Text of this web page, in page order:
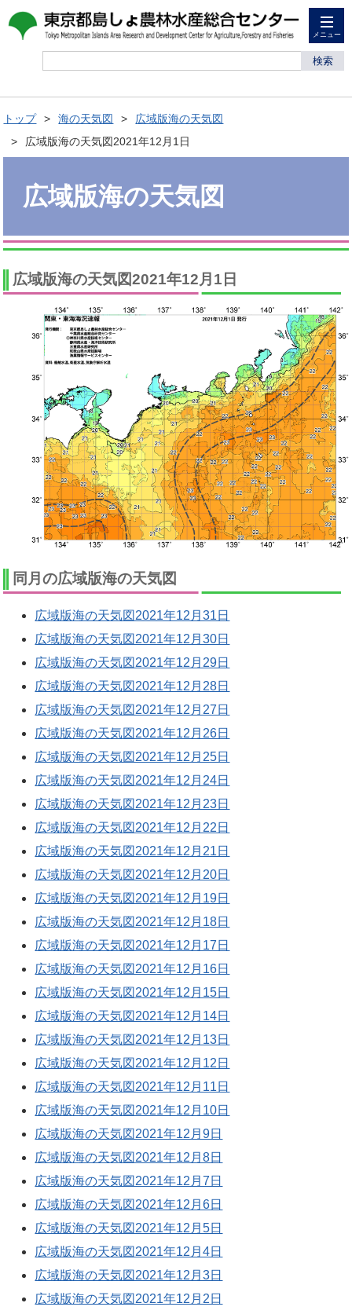
メニュー
検索
トップ 海の天気図
広域版海の天気図
広域版海の天気図2021年12月1日
広域版海の天気図
広域版海の天気図2021年12月1日
同月の広域版海の天気図
広域版海の天気図2021年12月31日
広域版海の天気図2021年12月30日
広域版海の天気図2021年12月29日
広域版海の天気図2021年12月28日
広域版海の天気図2021年12月27日
広域版海の天気図2021年12月26日
広域版海の天気図2021年12月25日
広域版海の天気図2021年12月24日
広域版海の天気図2021年12月23日
広域版海の天気図2021年12月22日
広域版海の天気図2021年12月21日
広域版海の天気図2021年12月20日
広域版海の天気図2021年12月19日
広域版海の天気図2021年12月18日
広域版海の天気図2021年12月17日
広域版海の天気図2021年12月16日
広域版海の天気図2021年12月15日
広域版海の天気図2021年12月14日
広域版海の天気図2021年12月13日
広域版海の天気図2021年12月12日
広域版海の天気図2021年12月11日
広域版海の天気図2021年12月10日
広域版海の天気図2021年12月9日
広域版海の天気図2021年12月8日
広域版海の天気図2021年12月7日
広域版海の天気図2021年12月6日
広域版海の天気図2021年12月5日
広域版海の天気図2021年12月4日
広域版海の天気図2021年12月3日
広域版海の天気図2021年12月2日